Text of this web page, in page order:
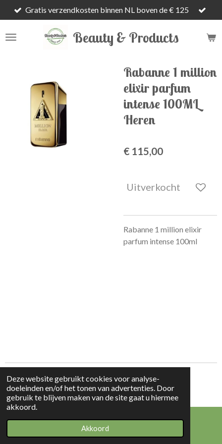
Deze website gebruikt cookies voor analyse-
doeleinden en/of het tonen van advertenties. Door
gebruik te blijven maken van de site gaat u hiermee
akkoord.
Akkoord
Ga
direct
naar
Beauty & Products
Gratis verzendkosten binnen NL boven de € 125
Rabanne 1 million
elixir parfum
intense 100ML
Heren
€ 115,00
Uitverkocht
Rabanne 1 million elixir
parfum intense 100ml
© 2023 - 2026 Beauty & Products
Powered byJouwWeb